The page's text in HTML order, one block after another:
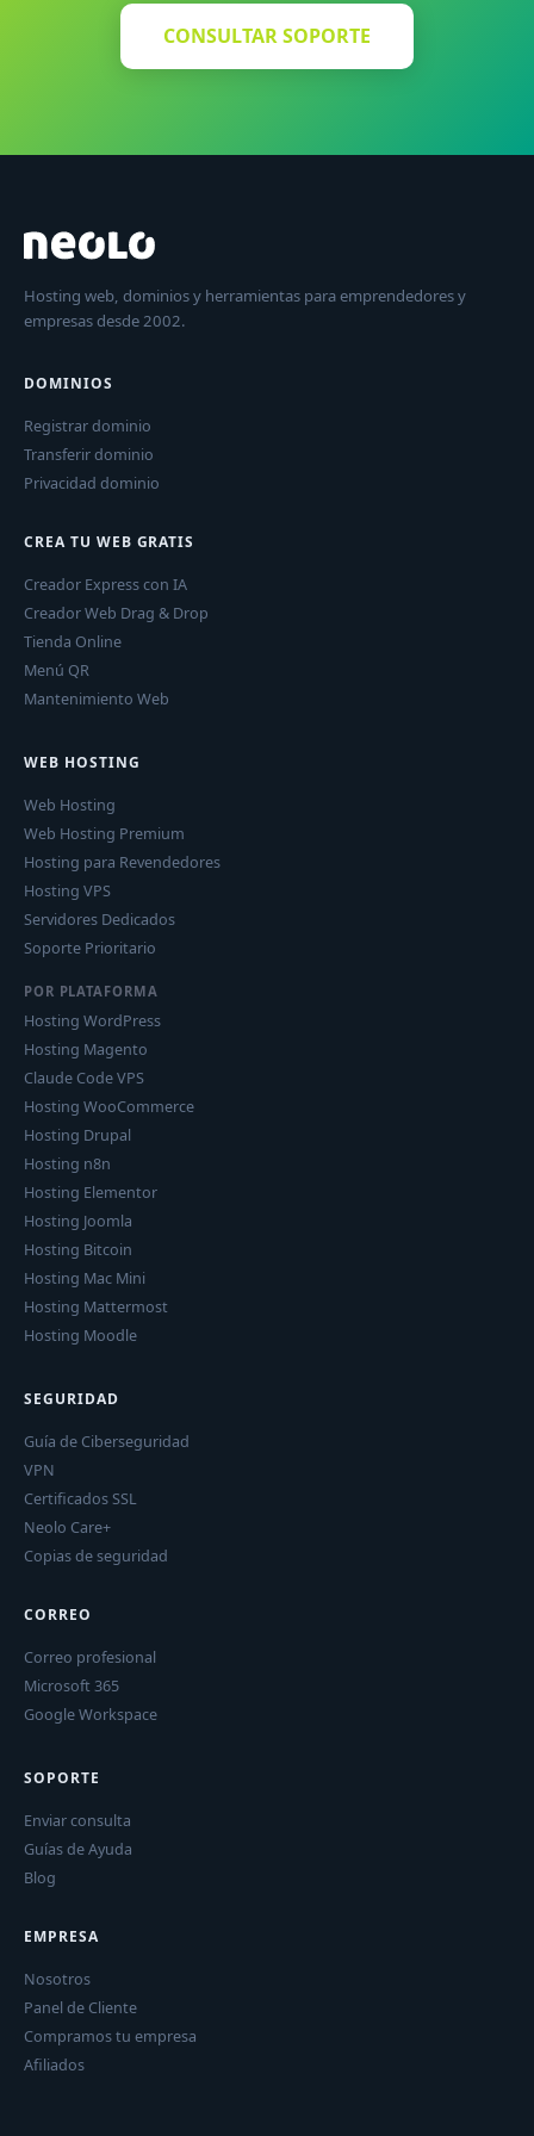
CONSULTAR SOPORTE
Hosting web, dominios y herramientas para emprendedores y
empresas desde 2002.
DOMINIOS
Registrar dominio
Transferir dominio
Privacidad dominio
CREA TU WEB GRATIS
Creador Express con IA
Creador Web Drag & Drop
Tienda Online
Menú QR
Mantenimiento Web
WEB HOSTING
Web Hosting
Web Hosting Premium
Hosting para Revendedores
Hosting VPS
Servidores Dedicados
Soporte Prioritario
POR PLATAFORMA
Hosting WordPress
Hosting Magento
Claude Code VPS
Hosting WooCommerce
Hosting Drupal
Hosting n8n
Hosting Elementor
Hosting Joomla
Hosting Bitcoin
Hosting Mac Mini
Hosting Mattermost
Hosting Moodle
SEGURIDAD
Guía de Ciberseguridad
VPN
Certificados SSL
Neolo Care+
Copias de seguridad
CORREO
Correo profesional
Microsoft 365
Google Workspace
SOPORTE
Enviar consulta
Guías de Ayuda
Blog
EMPRESA
Nosotros
Panel de Cliente
Compramos tu empresa
Afiliados